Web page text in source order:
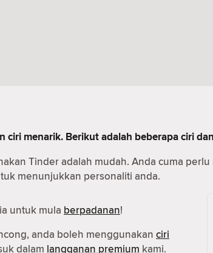
ciri menarik. Berikut adalah beberapa ciri
Tinder adalah mudah. Anda cuma
menunjukkan personaliti anda.
untuk mula berpadanan!
anda boleh menggunakan ciri
dalam langganan premium kami.